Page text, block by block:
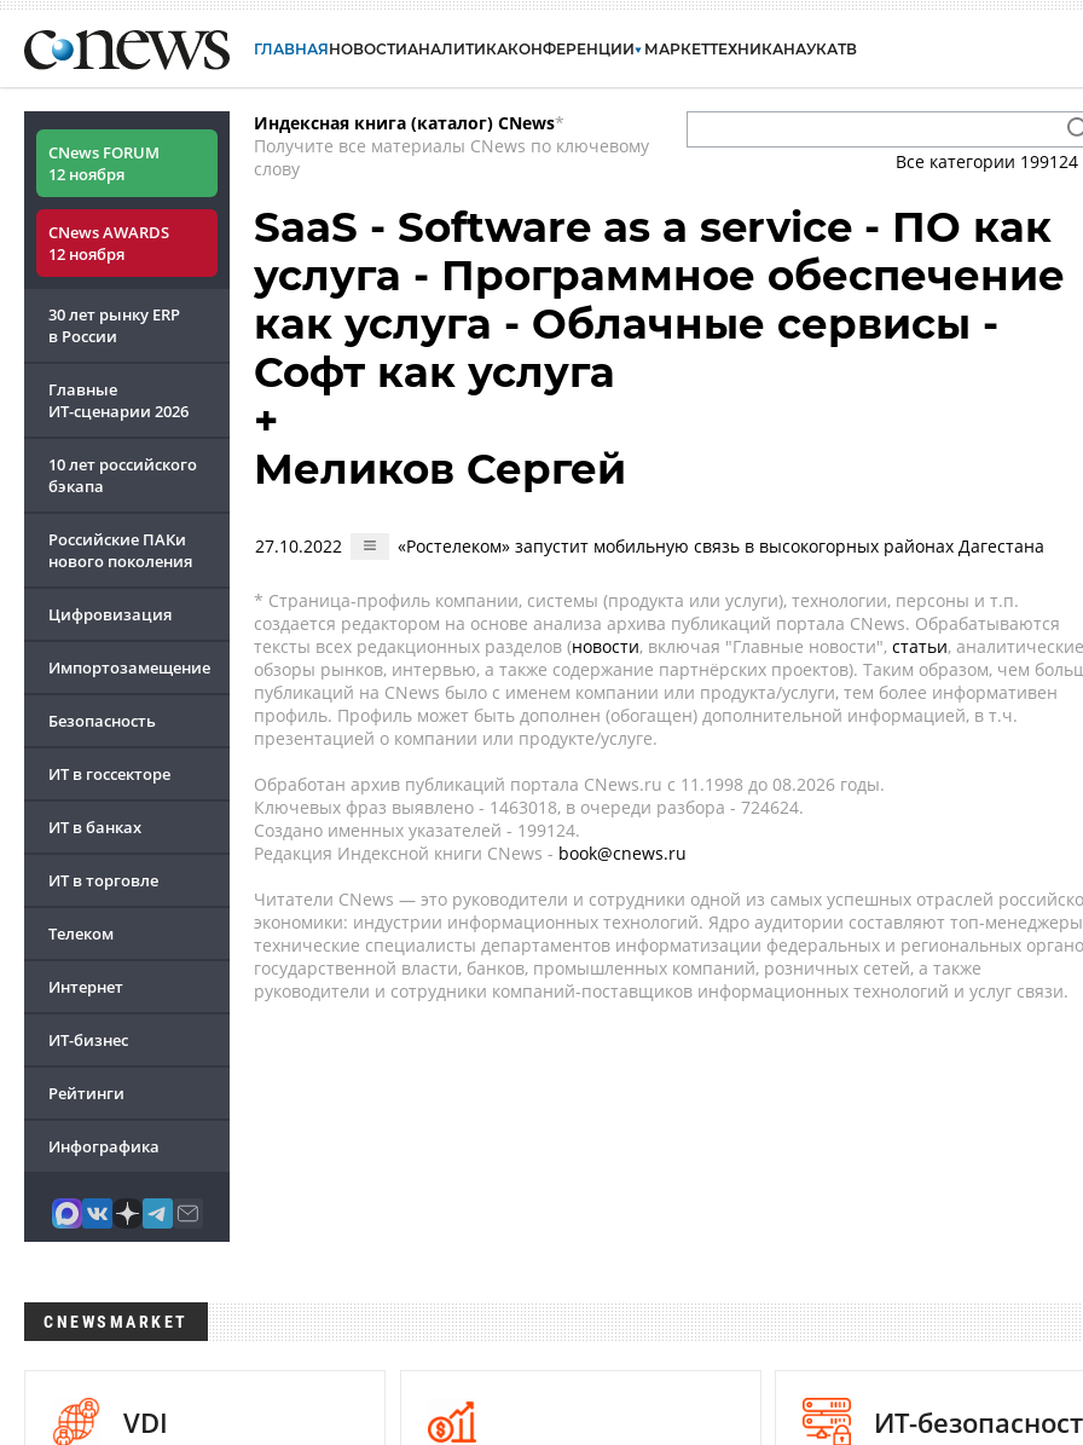
ГЛАВНАЯНОВОСТИАНАЛИТИКАКОНФЕРЕНЦИИ МАРКЕТТЕХНИКАНАУКАТВ
CNews FORUM
12 ноября
CNews AWARDS
12 ноября
30 лет рынку ERP
в России
Главные
ИТ-сценарии 2026
10 лет российского
бэкапа
Российские ПАКи
нового поколения
Цифровизация
Импортозамещение
Безопасность
ИТ в госсекторе
ИТ в банках
ИТ в торговле
Телеком
Интернет
ИТ-бизнес
Рейтинги
Инфографика
Индексная книга (каталог) CNews*
Получите все материалы CNews по ключевому
слову
Все категории 199124
SaaS - Software as a service - ПО как
услуга - Программное обеспечение
как услуга - Облачные сервисы -
Софт как услуга
+
Меликов Сергей
27.10.2022 «Ростелеком» запустит мобильную связь в высокогорных районах Дагестана
* Страница-профиль компании, системы (продукта или услуги), технологии, персоны и т.п.
создается редактором на основе анализа архива публикаций портала CNews. Обрабатываются
тексты всех редакционных разделов (новости, включая "Главные новости", статьи, аналитические
обзоры рынков, интервью, а также содержание партнёрских проектов). Таким образом, чем
публикаций на CNews было с именем компании или продукта/услуги, тем более информативен
профиль. Профиль может быть дополнен (обогащен) дополнительной информацией, в т.ч.
презентацией о компании или продукте/услуге.
Обработан архив публикаций портала CNews.ru c 11.1998 до 08.2026 годы.
Ключевых фраз выявлено - 1463018, в очереди разбора - 724624.
Создано именных указателей - 199124.
Редакция Индексной книги CNews - book@cnews.ru
Читатели CNews — это руководители и сотрудники одной из самых успешных отраслей
экономики: индустрии информационных технологий. Ядро аудитории составляют топ-
технические специалисты департаментов информатизации федеральных и региональных
государственной власти, банков, промышленных компаний, розничных сетей, а также
руководители и сотрудники компаний-поставщиков информационных технологий и услуг связи.
CNEWSMARKET
VDI ИТ-